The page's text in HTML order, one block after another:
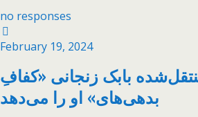
no responses
February 19, 2024
بابک زنجانی «کفافِ
بدهی‌های» او را می‌دهد